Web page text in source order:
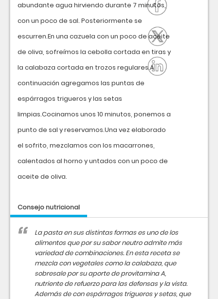
abundante agua hirviendo durante 7 minutos,
con un poco de sal. Posteriormente se
escurren.En una cazuela con un poco de aceite
de oliva, sofreímos la cebolla cortada en tiras y
la calabaza cortada en trozos regulares.A
continuación agregamos las puntas de
espárragos trigueros y las setas
limpias.Cocinamos unos 10 minutos, ponemos a
punto de sal y reservamos.Una vez elaborado
el sofrito, mezclamos con los macarrones,
calentados al horno y untados con un poco de
aceite de oliva.
Consejo nutricional
La pasta en sus distintas formas es uno de los
alimentos que por su sabor neutro admite más
variedad de combinaciones. En esta receta se
mezcla con vegetales como la calabaza, que
sobresale por su aporte de provitamina A,
nutriente de refuerzo para las defensas y la vista.
Además de con espárragos trigueros y setas, que